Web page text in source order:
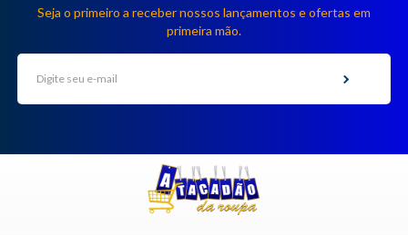
Seja o primeiro a receber nossos lançamentos e ofertas em
primeira mão.